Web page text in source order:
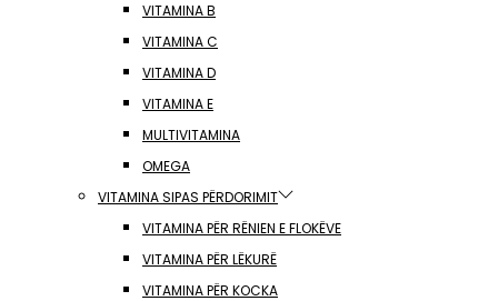
VITAMINA B
VITAMINA C
VITAMINA D
VITAMINA E
MULTIVITAMINA
OMEGA
VITAMINA SIPAS PËRDORIMIT
VITAMINA PËR RËNIEN E FLOKËVE
VITAMINA PËR LËKURË
VITAMINA PËR KOCKA